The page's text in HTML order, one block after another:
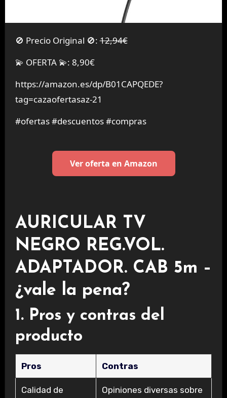
🚫 Precio Original 🚫:12,94€
💫 OFERTA 💫: 8,90€
https://amazon.es/dp/B01CAPQEDE?
tag=cazaofertasaz-21
#ofertas #descuentos #compras
Ver oferta en Amazon
AURICULAR TV
NEGRO REG.VOL.
ADAPTADOR. CAB 5m –
¿vale la pena?
1. Pros y contras del
producto
Pros Contras
Calidad de
Opiniones diversas sobre